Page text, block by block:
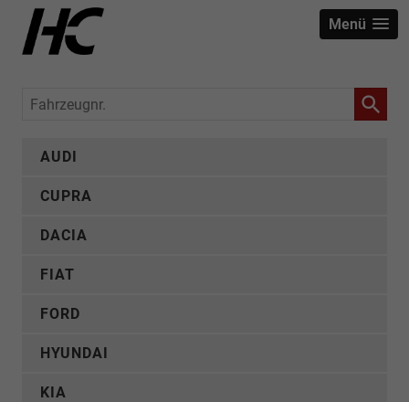
Menü
Fahrzeugnr.
AUDI
CUPRA
DACIA
FIAT
FORD
HYUNDAI
KIA